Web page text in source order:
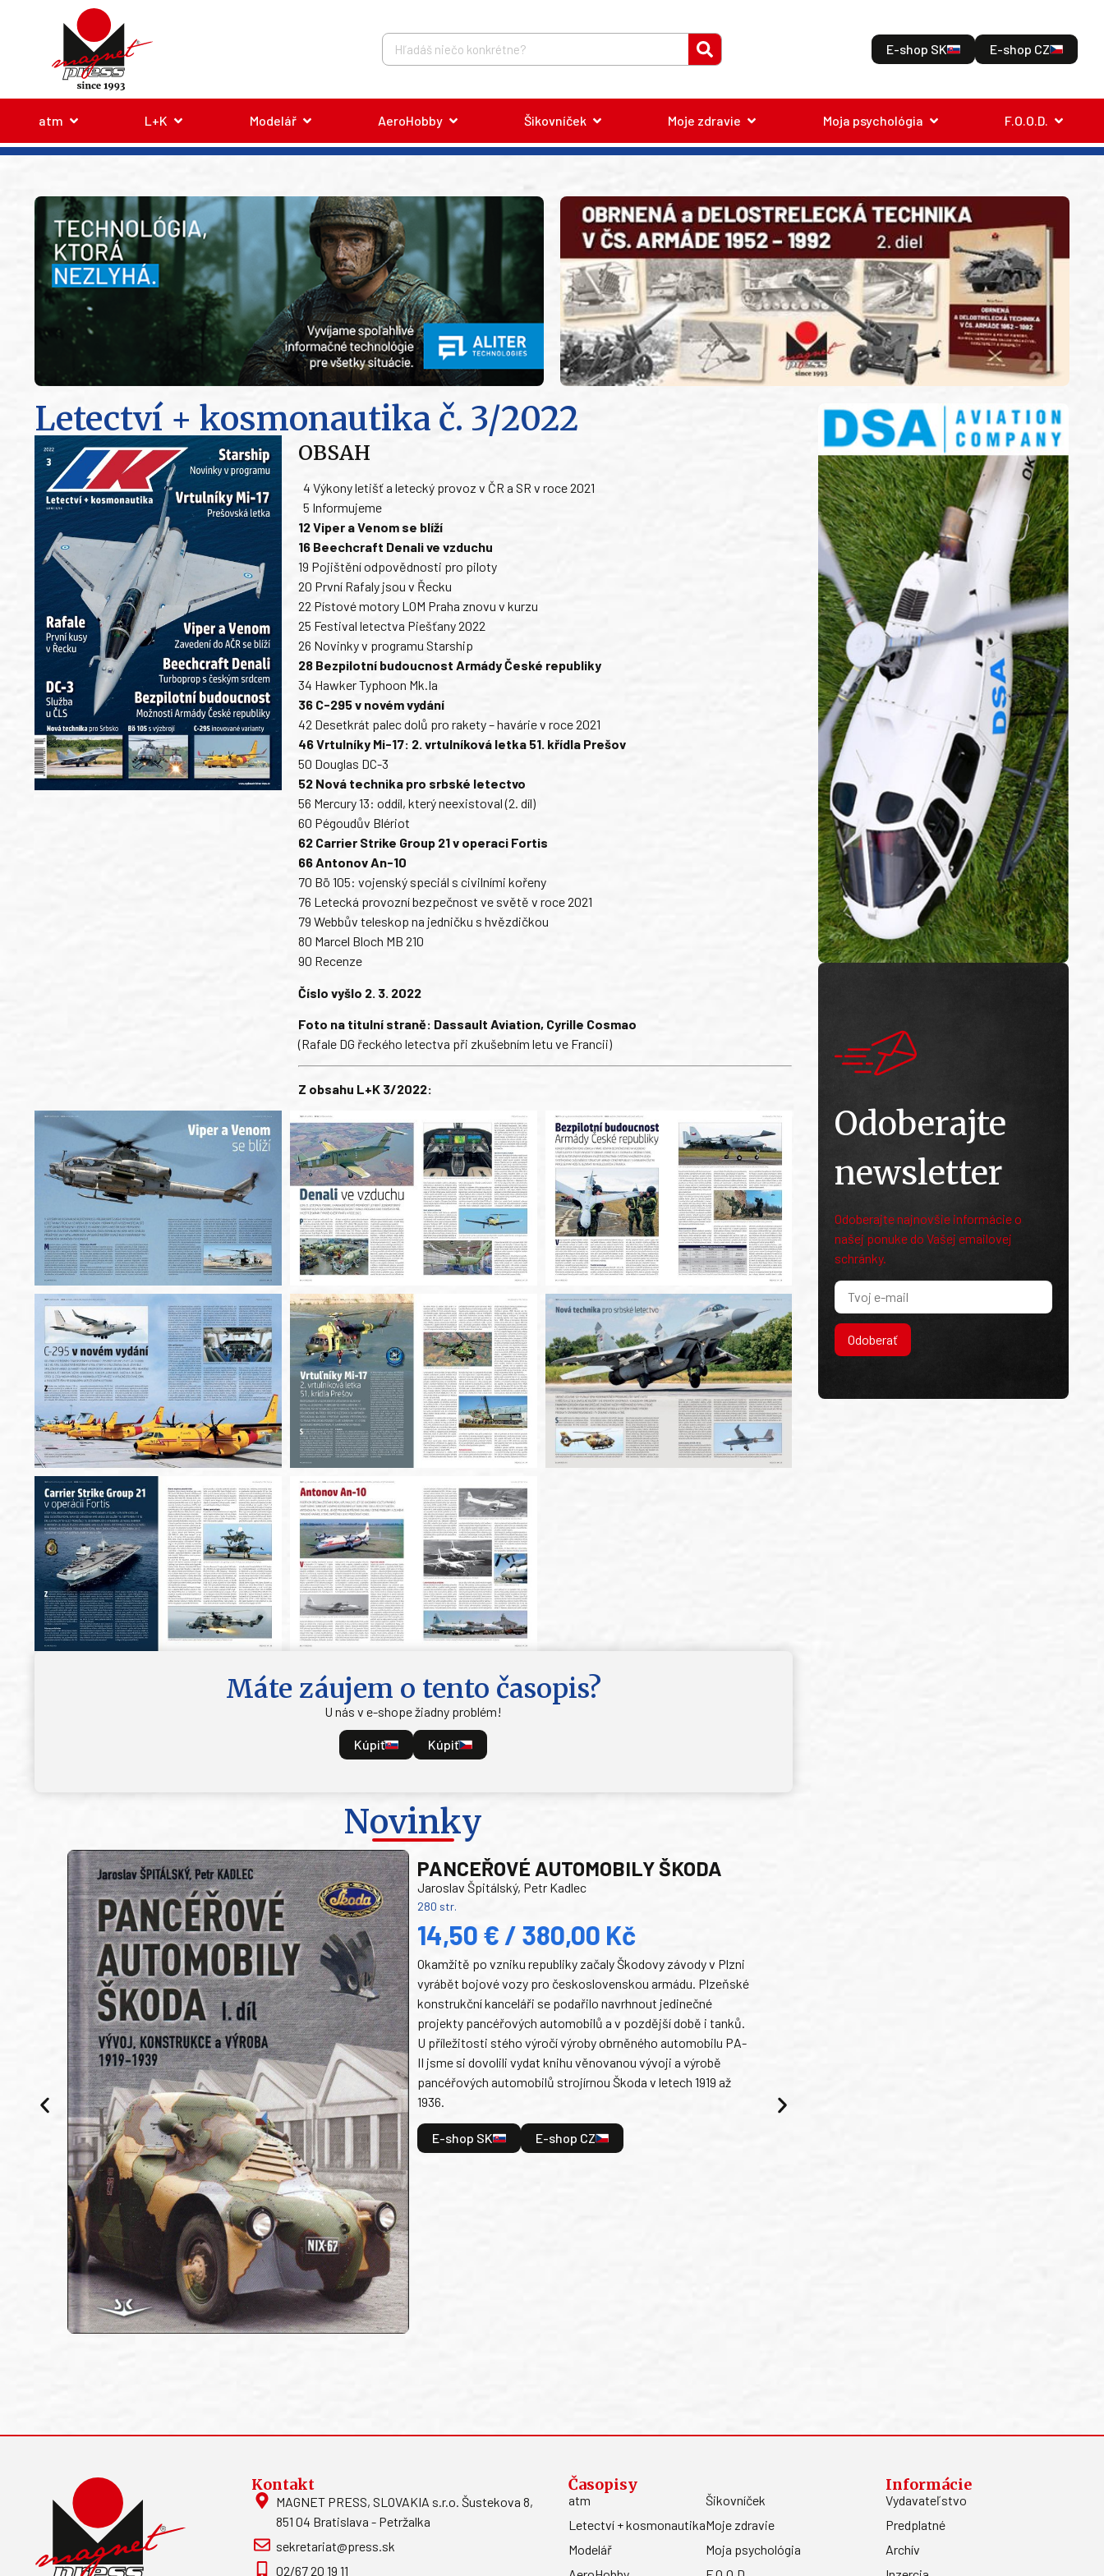
E-shop SK E-shop CZ
atm L+K Modelář AeroHobby Šikovníček Moje zdravie Moja psychológia F.O.O.D.
Letectví + kosmonautika č. 3/2022
OBSAH
4 Výkony letišť a letecký provoz v ČR a SR v roce 2021
5 Informujeme
12 Viper a Venom se blíží
16 Beechcraft Denali ve vzduchu
19 Pojištění odpovědnosti pro piloty
20 První Rafaly jsou v Řecku
22 Pístové motory LOM Praha znovu v kurzu
25 Festival letectva Piešťany 2022
26 Novinky v programu Starship
28 Bezpilotní budoucnost Armády České republiky
34 Hawker Typhoon Mk.Ia
36 C-295 v novém vydání
42 Desetkrát palec dolů pro rakety – havárie v roce 2021
46 Vrtulníky Mi-17: 2. vrtulníková letka 51. křídla Prešov
50 Douglas DC-3
52 Nová technika pro srbské letectvo
56 Mercury 13: oddíl, který neexistoval (2. díl)
60 Pégoudův Blériot
62 Carrier Strike Group 21 v operaci Fortis
66 Antonov An-10
70 Bö 105: vojenský speciál s civilními kořeny
76 Letecká provozní bezpečnost ve světě v roce 2021
79 Webbův teleskop na jedničku s hvězdičkou
80 Marcel Bloch MB 210
90 Recenze
Číslo vyšlo 2. 3. 2022
Foto na titulní straně: Dassault Aviation, Cyrille Cosmao
(Rafale DG řeckého letectva při zkušebním letu ve Francii)
Z obsahu L+K 3/2022:
Máte záujem o tento časopis?
U nás v e-shope žiadny problém!
Kúpiť Kúpiť
Novinky
PANCEŘOVÉ AUTOMOBILY ŠKODA
Jaroslav Špitálský, Petr Kadlec
280 str.
14,50 € / 380,00 Kč
Okamžitě po vzniku republiky začaly Škodovy závody v Plzni
vyrábět bojové vozy pro československou armádu. Plzeňské
konstrukční kanceláři se podařilo navrhnout jedinečné
projekty pancéřových automobilů a v pozdější době i tanků.
U příležitosti stého výročí výroby obrněného automobilu PA-
II jsme si dovolili vydat knihu věnovanou vývoji a výrobě
pancéřových automobilů strojírnou Škoda v letech 1919 až
1936.
E-shop SK E-shop CZ
Odoberajte
newsletter
Odoberajte najnovšie informácie o
našej ponuke do Vašej emailovej
schránky.
Odoberať
Kontakt
MAGNET PRESS, SLOVAKIA s.r.o. Šustekova 8,
851 04 Bratislava - Petržalka
sekretariat@press.sk
02/67 20 19 11
Časopisy
atm
Letectví + kosmonautika
Modelář
Šikovníček
Moje zdravie
Moja psychológia
Informácie
Vydavateľstvo
Predplatné
Archív